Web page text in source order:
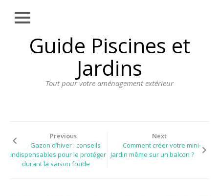
Guide Piscines et
Jardins
Tout pour votre aménagement extérieur
Close
AMÉNAGEMENT
EXTÉRIEUR
PLANTATIONS
REVÊTEMENT
Previous
Gazon d’hiver : conseils
indispensables pour le protéger
durant la saison froide
Next
Comment créer votre mini-
Jardin même sur un balcon ?